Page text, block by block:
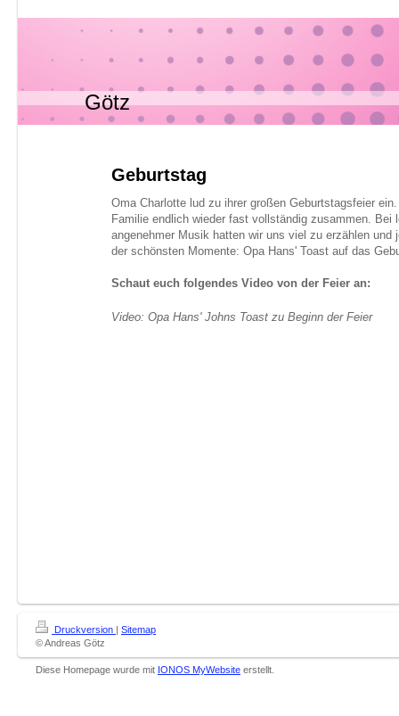
Götz
Geburtstag
Oma Charlotte lud zu ihrer großen Geburtstagsfeier
Familie endlich wieder fast vollständig zusammen. Bei
angenehmer Musik hatten wir uns viel zu erzählen und
der schönsten Momente: Opa Hans' Toast auf das
Schaut euch folgendes Video von der Feier an:
Video: Opa Hans' Johns Toast zu Beginn der Feier
Druckversion | Sitemap
© Andreas Götz
Diese Homepage wurde mit IONOS MyWebsite erstellt.